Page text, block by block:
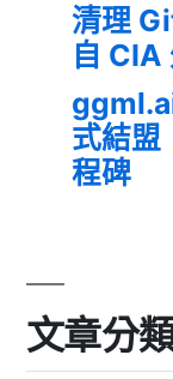
清理
自 CIA
式結盟
程碑
文章分